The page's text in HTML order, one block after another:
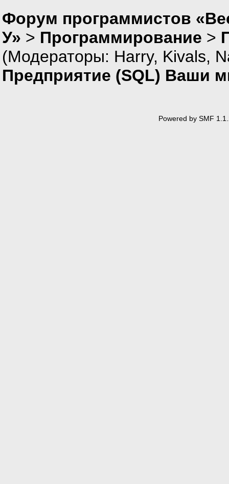
Форум программистов
У» > Программирование >
(Модераторы: Harry, Kivals,
Предприятие (SQL) Ваши
Powered by SMF